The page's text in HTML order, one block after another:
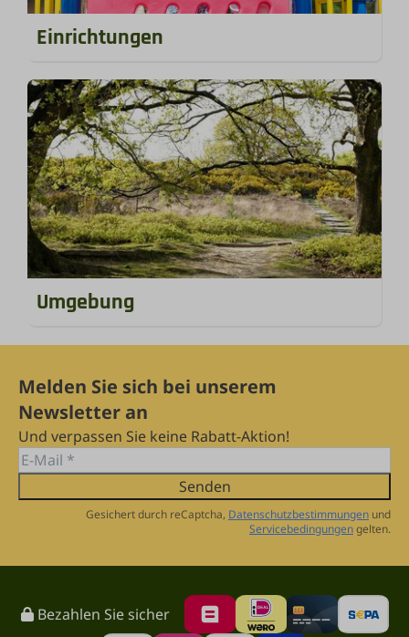
Einrichtungen
Umgebung
Melden Sie sich bei unserem
Newsletter an
Und verpassen Sie keine Rabatt-Aktion!
Senden
Gesichert durch reCaptcha, Datenschutzbestimmungen und
Servicebedingungengelten.
Bezahlen Sie sicher